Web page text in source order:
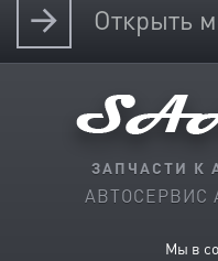
Открыть
ЗАПЧАСТИ К
АВТОСЕРВИС
Мы в